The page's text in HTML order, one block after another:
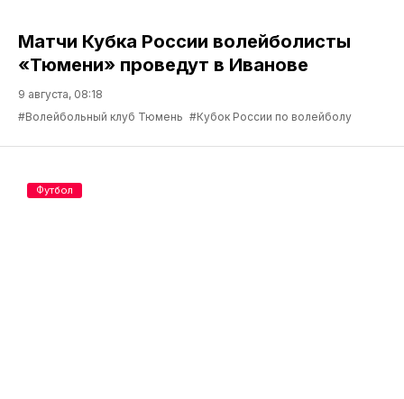
Матчи Кубка России волейболисты
«Тюмени» проведут в Иванове
9 августа, 08:18
#Волейбольный клуб Тюмень #Кубок России по волейболу
Футбол